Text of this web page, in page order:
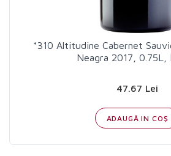
*310 Altitudine Cabernet
Neagra 2017, 0.75L,
47.67 Lei
ADAUGĂ IN COŞ